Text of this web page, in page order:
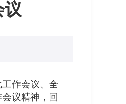
议
作会议、全
议精神，回